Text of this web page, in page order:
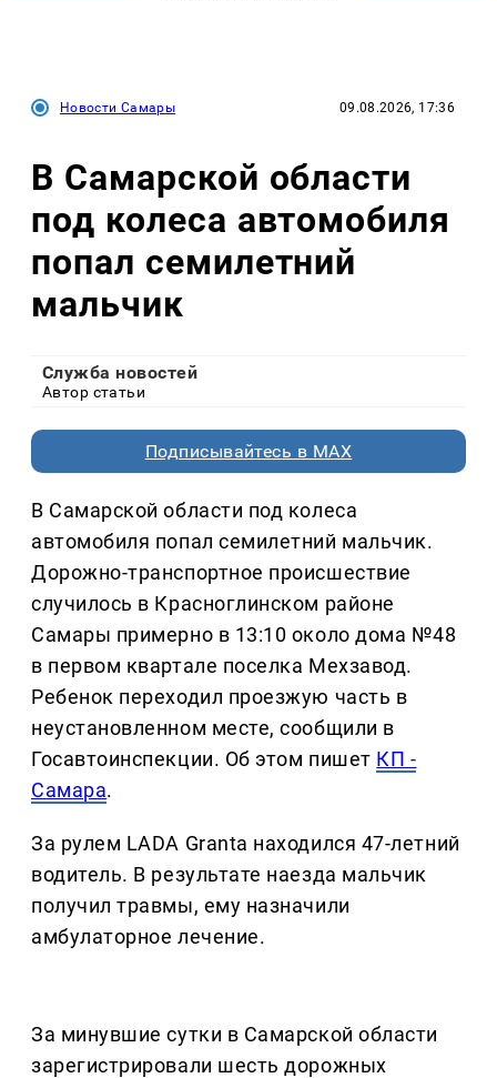
Новости Самары 09.08.2026, 17:36
В Самарской области
под колеса автомобиля
попал семилетний
мальчик
Служба новостей
Автор статьи
Подписывайтесь в MAX
В Самарской области под колеса
автомобиля попал семилетний мальчик.
Дорожно-транспортное происшествие
случилось в Красноглинском районе
Самары примерно в 13:10 около дома №48
в первом квартале поселка Мехзавод.
Ребенок переходил проезжую часть в
неустановленном месте, сообщили в
Госавтоинспекции. Об этом пишет КП -
Самара.
За рулем LADA Granta находился 47-летний
водитель. В результате наезда мальчик
получил травмы, ему назначили
амбулаторное лечение.
За минувшие сутки в Самарской области
зарегистрировали шесть дорожных